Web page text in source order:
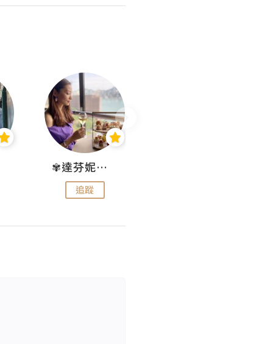
✾達芬妮•愛孩子•愛生活✾
追蹤